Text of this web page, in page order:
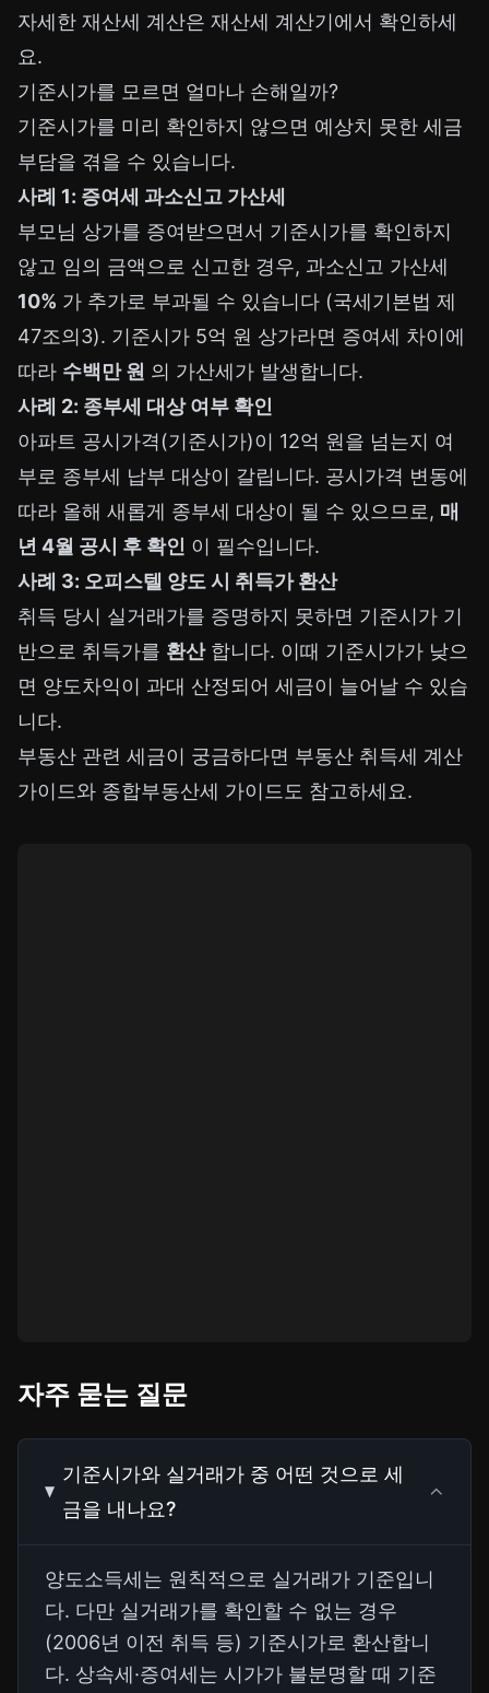
자세한 재산세 계산은 재산세 계산기에서 확인하세
요.
기준시가를 모르면 얼마나 손해일까?
기준시가를 미리 확인하지 않으면 예상치 못한 세금
부담을 겪을 수 있습니다.
사례 1: 증여세 과소신고 가산세
부모님 상가를 증여받으면서 기준시가를 확인하지
않고 임의 금액으로 신고한 경우, 과소신고 가산세
10% 가 추가로 부과될 수 있습니다 (국세기본법 제
47조의3). 기준시가 5억 원 상가라면 증여세 차이에
따라 수백만 원 의 가산세가 발생합니다.
사례 2: 종부세 대상 여부 확인
아파트 공시가격(기준시가)이 12억 원을 넘는지 여
부로 종부세 납부 대상이 갈립니다. 공시가격 변동에
따라 올해 새롭게 종부세 대상이 될 수 있으므로, 매
년 4월 공시 후 확인 이 필수입니다.
사례 3: 오피스텔 양도 시 취득가 환산
취득 당시 실거래가를 증명하지 못하면 기준시가 기
반으로 취득가를 환산합니다. 이때 기준시가가 낮으
면 양도차익이 과대 산정되어 세금이 늘어날 수 있습
니다.
부동산 관련 세금이 궁금하다면 부동산 취득세 계산
가이드와 종합부동산세 가이드도 참고하세요.
자주 묻는 질문
기준시가와 실거래가 중 어떤 것으로 세
금을 내나요?
양도소득세는 원칙적으로 실거래가 기준입니
다. 다만 실거래가를 확인할 수 없는 경우
(2006년 이전 취득 등) 기준시가로 환산합니
다. 상속세·증여세는 시가가 불분명할 때 기준